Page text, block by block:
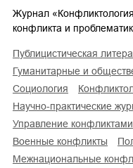
Журнал
конфликта и
публицистическая
гуманитарные и
социология
научно-практические
управление конфликтами
военные конфликты
межнациональные